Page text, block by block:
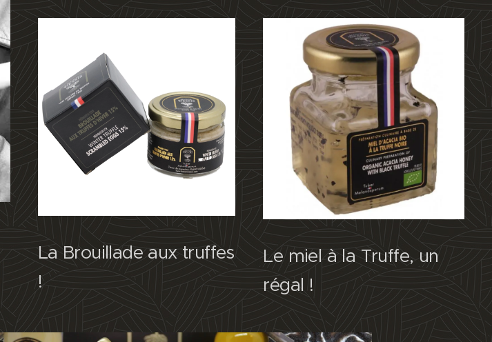
La Brouillade aux truffes
!
Le miel à la Truffe, un
régal !